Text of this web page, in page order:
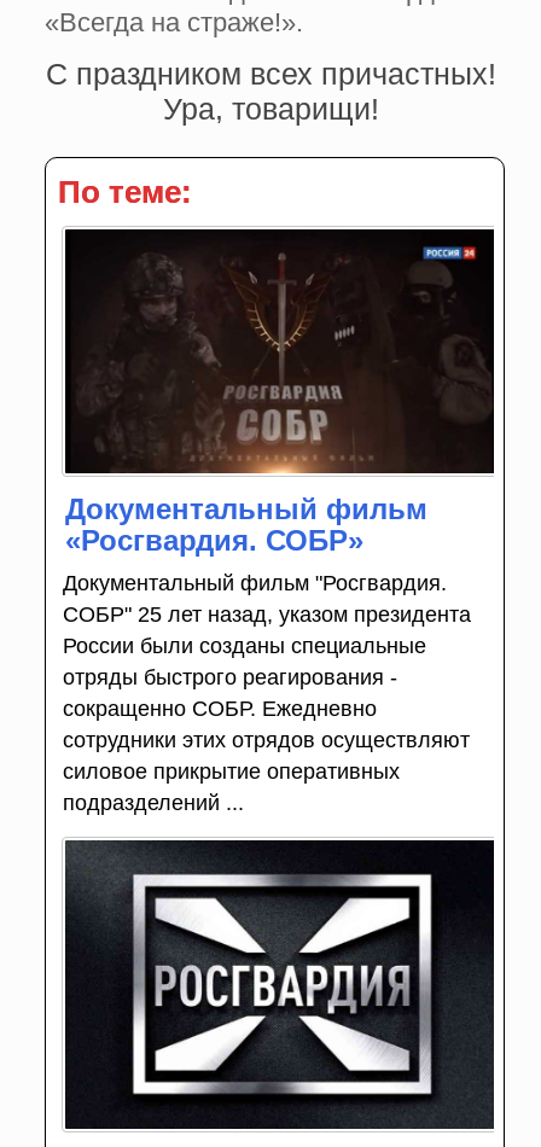
«Всегда на страже!».
С праздником всех причастных!
Ура, товарищи!
По теме:
Документальный фильм
«Росгвардия. СОБР»
Документальный фильм "Росгвардия.
СОБР" 25 лет назад, указом президента
России были созданы специальные
отряды быстрого реагирования -
сокращенно СОБР. Ежедневно
сотрудники этих отрядов осуществляют
силовое прикрытие оперативных
подразделений ...